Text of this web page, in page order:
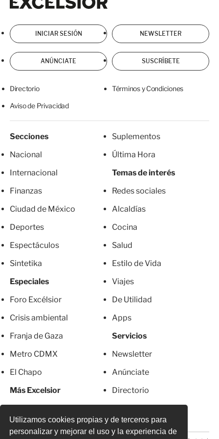
Utilizamos cookies propias y de terceros para
personalizar y mejorar el uso y la experiencia de
INICIAR SESIÓN NEWSLETTER
ANÚNCIATE SUSCRÍBETE
Directorio Términos y Condiciones
Aviso de Privacidad
Secciones
Nacional
Internacional
Finanzas
Ciudad de México
Deportes
Espectáculos
Sintetika
Especiales
Foro Excélsior
Crisis ambiental
Franja de Gaza
Metro CDMX
El Chapo
Más Excelsior
Suplementos
Última Hora
Temas de interés
Redes sociales
Alcaldías
Cocina
Salud
Estilo de Vida
Viajes
De Utilidad
Apps
Servicios
Newsletter
Anúnciate
Directorio